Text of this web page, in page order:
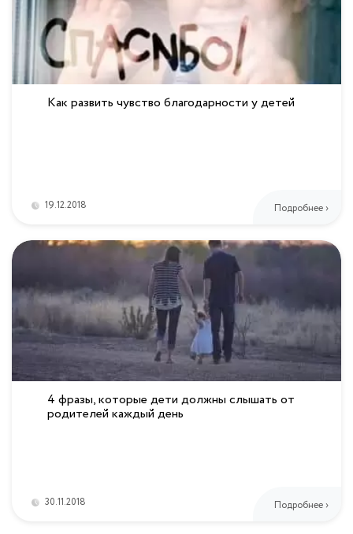
Как развить чувство благодарности у детей
19.12.2018 Подробнее ›
4 фразы, которые дети должны слышать от
родителей каждый день
30.11.2018 Подробнее ›